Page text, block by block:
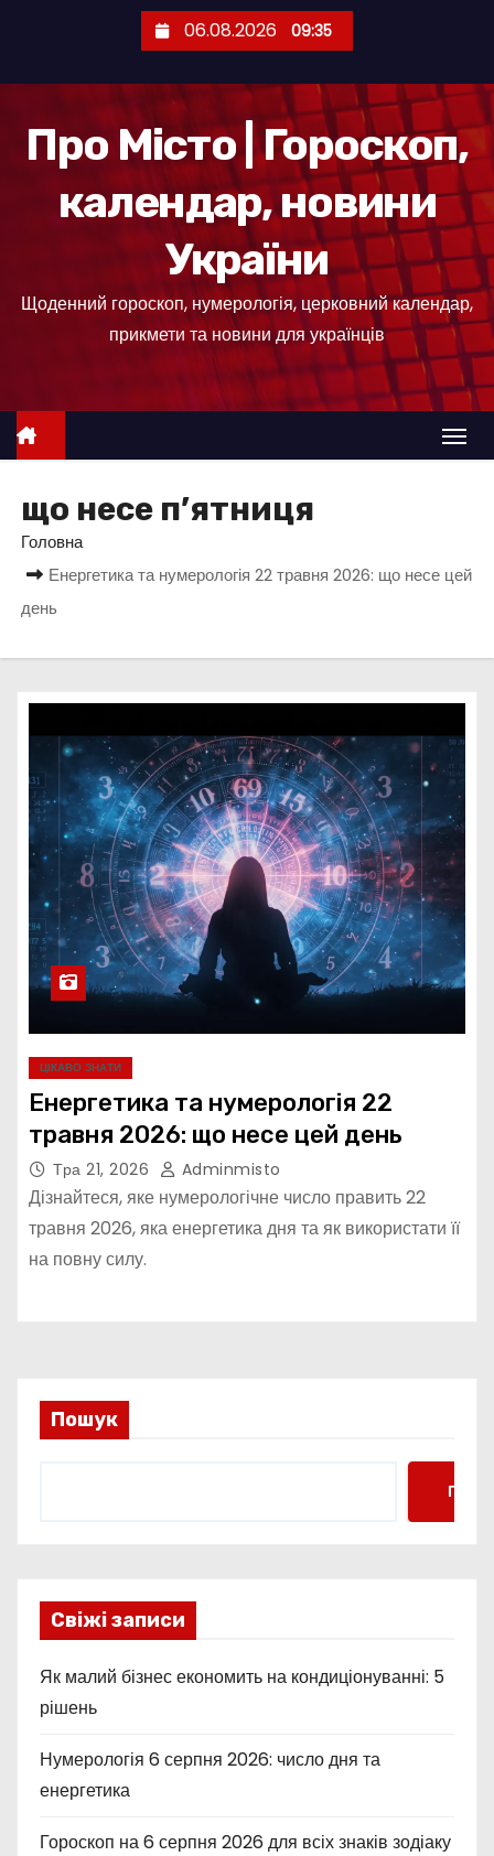
е
06.08.2026 09:35
Про Місто | Гороскоп,
календар, новини
України
Щоденний гороскоп, нумерологія, церковний календар,
прикмети та новини для українців
що несе п’ятниця
Головна
Енергетика та нумерологія 22 травня 2026: що несе цей
день
ЦІКАВО ЗНАТИ
Енергетика та нумерологія 22
травня 2026: що несе цей день
Тра 21, 2026 Adminmisto
Дізнайтеся, яке нумерологічне число править 22
травня 2026, яка енергетика дня та як використати її
на повну силу.
Пошук
Свіжі записи
Як малий бізнес економить на кондиціонуванні: 5
рішень
Нумерологія 6 серпня 2026: число дня та
енергетика
Гороскоп на 6 серпня 2026 для всіх знаків зодіаку